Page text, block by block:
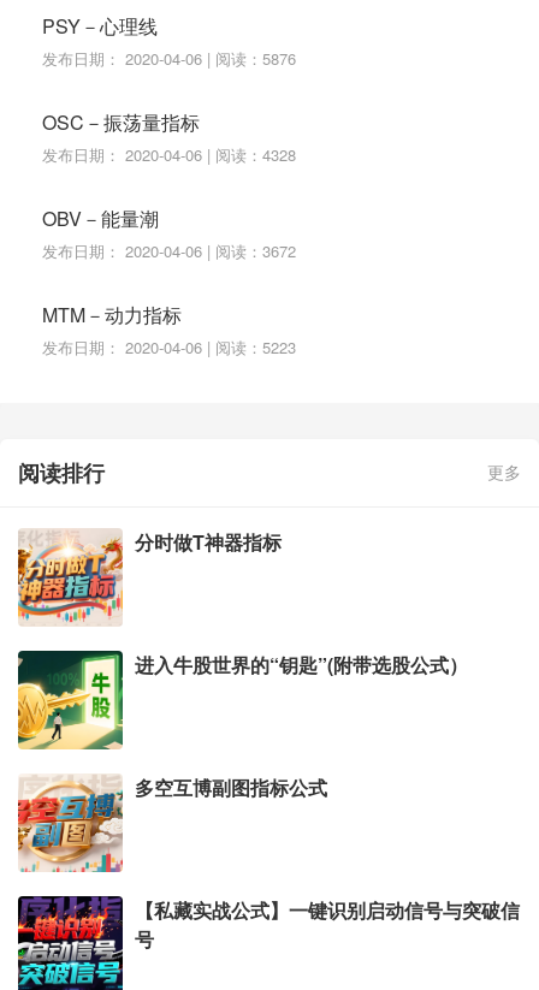
PSY－心理线
发布日期： 2020-04-06 | 阅读：5876
OSC－振荡量指标
发布日期： 2020-04-06 | 阅读：4328
OBV－能量潮
发布日期： 2020-04-06 | 阅读：3672
MTM－动力指标
发布日期： 2020-04-06 | 阅读：5223
阅读排行 更多
分时做T神器指标
进入牛股世界的“钥匙”(附带选股公式）
多空互博副图指标公式
【私藏实战公式】一键识别启动信号与突破信
号